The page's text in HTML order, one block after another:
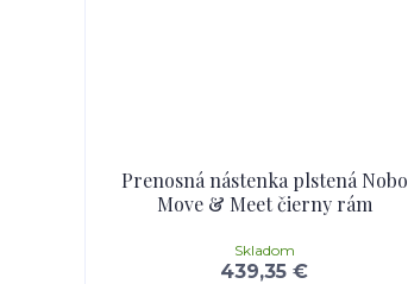
Prenosná nástenka plstená Nobo
Move & Meet čierny rám
439,35 €
Skladom